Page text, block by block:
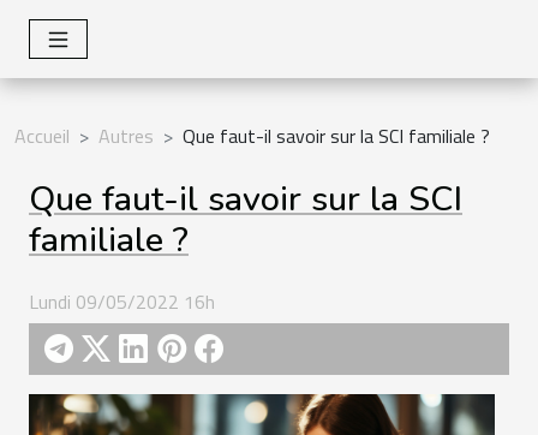
Accueil Autres Que faut-il savoir sur la SCI familiale ?
Que faut-il savoir sur la SCI
familiale ?
Lundi 09/05/2022 16h